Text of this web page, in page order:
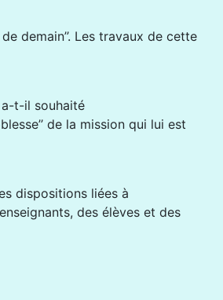
demain’’. Les travaux de cette
a-t-il souhaité
de la mission qui lui est
dispositions liées à
des élèves et des